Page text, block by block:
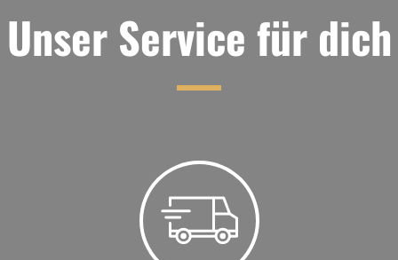
Unser Service für dich